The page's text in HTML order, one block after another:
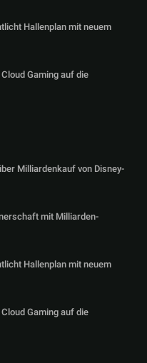
Hallenplan mit neuem
Gaming auf die
Milliardenkauf von Disney-
mit Milliarden-
Hallenplan mit neuem
Gaming auf die